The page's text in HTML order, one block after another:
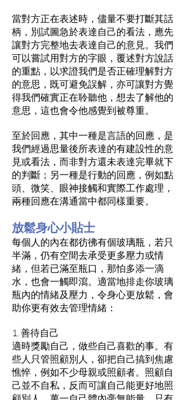
當對方正在表述時，儘量不要打斷其話
柄，別試圖急於表達自己的看法，應先
讓對方完整地去表達自己的意見。我們
可以嘗試用對方的字眼，覆述對方說話
的重點，以求證我們是否正確理解對方
的意思，既可避免誤解，亦可讓對方覺
得我們確實正在聆聽他，想去了解他的
意思，這也會令他感覺到被尊重。
至於回應，其中一種是言語的回應，是
我們經過思量後所表達的有建設性的意
見或看法，而非對方還未表達完畢就下
的判斷；另一種是行動的回應，例如點
頭、微笑、眼神接觸和實際工作處理，
兩種回應在溝通當中都同樣重要。
放鬆身心小貼士
每個人的內在都彷彿有個玻璃瓶，若只
半滿，仍有空間去承受更多壓力或情
緒，但若已滿至瓶口，那怕多添一滴
水，也會一觸即瀉。適當地排走你玻璃
瓶內的情緒及壓力，令身心更放鬆，會
助你更有效去管理情緒：
1. 善待自己
適時獎勵自己，做些自己喜歡的事。有
些人只管照顧別人，卻把自己搞到焦慮
憔悴，例如不少母親或照顧者。照顧自
己並不自私，反而可讓自己能更好地照